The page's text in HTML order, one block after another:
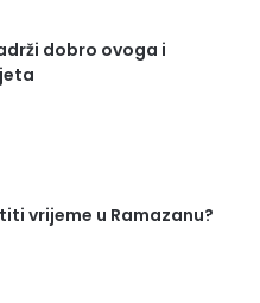
dobro ovoga i
vrijeme u Ramazanu?